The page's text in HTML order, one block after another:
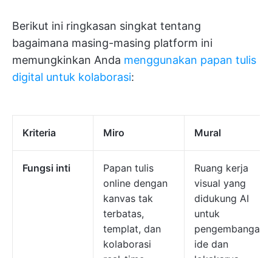
Berikut ini ringkasan singkat tentang
bagaimana masing-masing platform ini
memungkinkan Anda menggunakan papan tulis
digital untuk kolaborasi:
Kriteria Miro Mural
Fungsi inti
Papan tulis
online dengan
kanvas tak
terbatas,
templat, dan
kolaborasi
Ruang kerja
visual yang
didukung AI
untuk
pengembangan
ide dan